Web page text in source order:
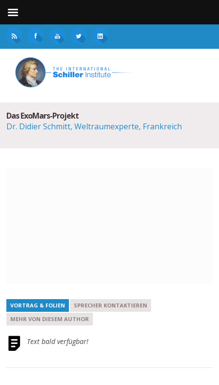
Das ExoMars-Projekt
Dr. Didier Schmitt, Weltraumexperte, Frankreich
VORTRAG & FOLIEN
SPRECHER KONTAKTIEREN
MEHR VON DIESEM AUTHOR
Text bald verfügbar!